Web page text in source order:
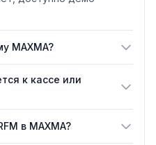
MAXMA?
к кассе или
в MAXMA?